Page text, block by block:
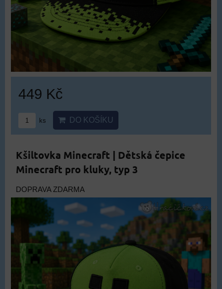
449 Kč
ks DO KOŠÍKU
Kšiltovka Minecraft | Dětská čepice
Minecraft pro kluky, typ 3
DOPRAVA ZDARMA